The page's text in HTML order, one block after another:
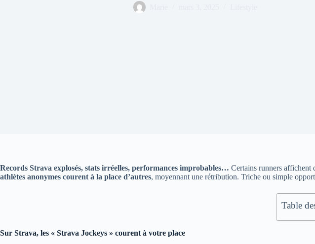
Records Strava explosés, stats irréelles, performances improbables… Certains runners affichent
athlètes anonymes courent à la place d’autres, moyennant une rétribution. Triche ou simple
Table
Sur Strava, les « Strava Jockeys » courent à votre place